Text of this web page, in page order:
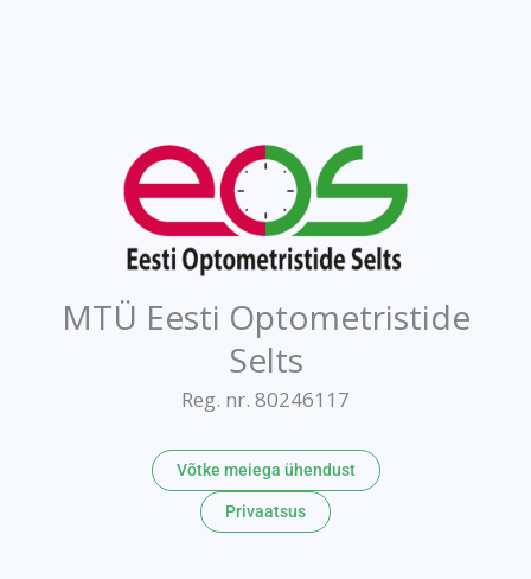
MTÜ Eesti Optometristide
Selts
Reg. nr. 80246117
Võtke meiega ühendust
Privaatsus